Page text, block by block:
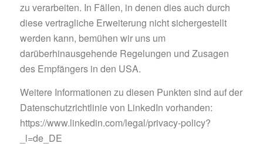
zu verarbeiten. In Fällen, in denen dies auch durch
diese vertragliche Erweiterung nicht sichergestellt
werden kann, bemühen wir uns um
darüberhinausgehende Regelungen und Zusagen
des Empfängers in den USA.
Weitere Informationen zu diesen Punkten sind auf der
Datenschutzrichtlinie von LinkedIn vorhanden:
https://www.linkedin.com/legal/privacy-policy?
_l=de_DE